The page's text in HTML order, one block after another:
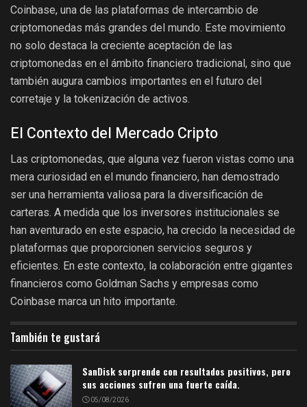
Coinbase, una de las plataformas de intercambio de
criptomonedas más grandes del mundo. Este movimiento
no solo destaca la creciente aceptación de las
criptomonedas en el ámbito financiero tradicional, sino que
también augura cambios importantes en el futuro del
corretaje y la tokenización de activos.
El Contexto del Mercado Cripto
Las criptomonedas, que alguna vez fueron vistas como una
mera curiosidad en el mundo financiero, han demostrado
ser una herramienta valiosa para la diversificación de
carteras. A medida que los inversores institucionales se
han aventurado en este espacio, ha crecido la necesidad de
plataformas que proporcionen servicios seguros y
eficientes. En este contexto, la colaboración entre gigantes
financieros como Goldman Sachs y empresas como
Coinbase marca un hito importante.
También te gustará
SanDisk sorprende con resultados positivos, pero
sus acciones sufren una fuerte caída.
05/08/2026